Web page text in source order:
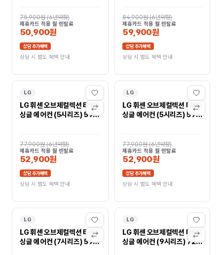
75,900원(6년약정)
제휴카드 적용 월 렌탈료
50,900원
상담 추가혜택
상담 시 별도 혜택 안내
84,900원(6년약정)
제휴카드 적용 월 렌탈료
59,900원
상담 추가혜택
상담 시 별도 혜택 안내
LG
LG 휘센 오브제컬렉션 타워I
싱글 에어컨 (5시리즈) 59
77,900원(6년약정)
제휴카드 적용 월 렌탈료
52,900원
상담 추가혜택
상담 시 별도 혜택 안내
LG
LG 휘센 오브제컬렉션 타워I
싱글 에어컨 (5시리즈) 59
77,900원(6년약정)
제휴카드 적용 월 렌탈료
52,900원
상담 추가혜택
상담 시 별도 혜택 안내
LG
LG 휘센 오브제컬렉션 타워I
싱글 에어컨 (7시리즈) 59
LG
LG 휘센 오브제컬렉션 타워I
싱글 에어컨 (9시리즈) 72